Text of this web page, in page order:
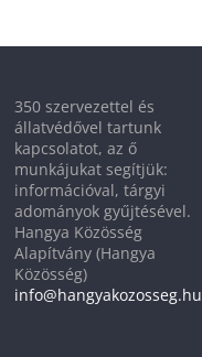
350 szervezettel és
állatvédővel tartunk
kapcsolatot, az ő
munkájukat segítjük:
információval, tárgyi
adományok gyűjtésével.
Hangya Közösség
Alapítvány (Hangya
Közösség)
info@hangyakozosseg.hu